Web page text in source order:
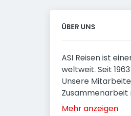
ÜBER UNS
ASI Reisen ist
weltweit. Seit
Unsere
Zusammenarbeit
Mehr anzeigen